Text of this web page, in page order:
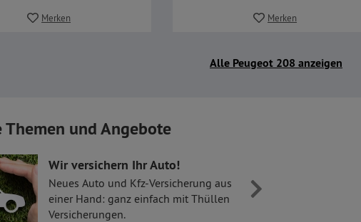
Merken Merken
Alle Peugeot 208 anzeigen
Themen und Angebote
Wir versichern Ihr Auto!
Neues Auto und Kfz-Versicherung aus
einer Hand: ganz einfach mit Thüllen
Versicherungen.